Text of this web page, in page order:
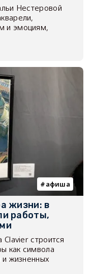
Нестеровой
и эмоциям,
афиша
жизни: в
работы,
Clavier строится
как символа
и жизненных